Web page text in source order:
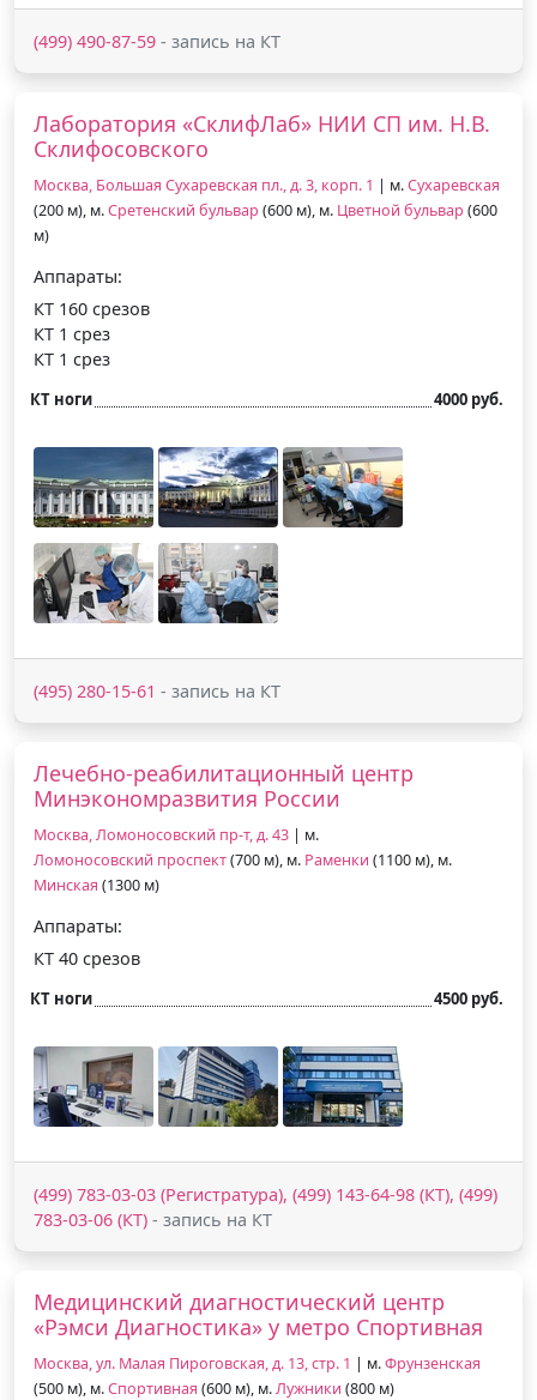
(499) 490-87-59 - запись на КТ
Лаборатория «СклифЛаб» НИИ СП им. Н.В.
Склифосовского
Москва, Большая Сухаревская пл., д. 3, корп. 1 | м.Сухаревская
(200 м), м.Сретенский бульвар (600 м), м. Цветной бульвар (600
м)
Аппараты:
КТ 160 срезов
КТ 1 срез
КТ 1 срез
КТ ноги 4000 руб.
(495) 280-15-61 - запись на КТ
Лечебно-реабилитационный центр
Минэкономразвития России
Москва, Ломоносовский пр-т, д. 43 | м.
Ломоносовский проспект(700 м), м. Раменки (1100 м), м.
Минская (1300 м)
Аппараты:
КТ 40 срезов
КТ ноги 4500 руб.
(499) 783-03-03 (Регистратура), (499) 143-64-98 (КТ), (499)
783-03-06 (КТ) - запись на КТ
Медицинский диагностический центр
«Рэмси Диагностика» у метро Спортивная
Москва, ул. Малая Пироговская, д. 13, стр. 1 | м.Фрунзенская
(500 м), м.Спортивная (600 м), м.Лужники (800 м)